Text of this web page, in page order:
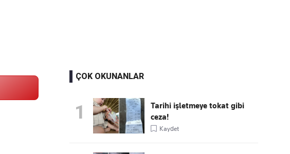
ÇOK OKUNANLAR
1
Tarihi işletmeye tokat gibi
ceza!
Kaydet